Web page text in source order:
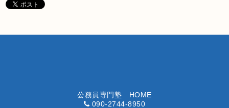
公務員専門塾 HOME
090-2744-8950